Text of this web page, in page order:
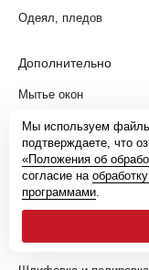
Одеял, пледов
Дополнительно
Мытье окон
Мойка фасадов
Мойка витрин
Удаление запахов
Инсектицидная
мрамора
Мы используем
подтверждаете, что
«Положения об
согласие на
программами.